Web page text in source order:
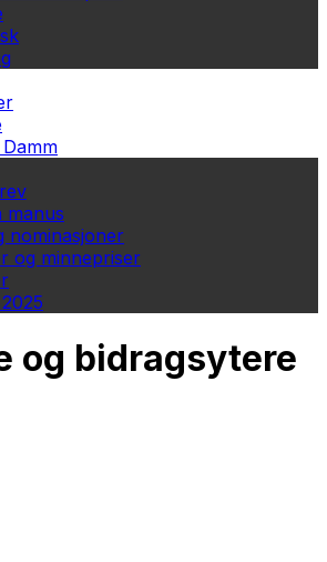
manus
nominasjoner
og minnepriser
og bidragsytere